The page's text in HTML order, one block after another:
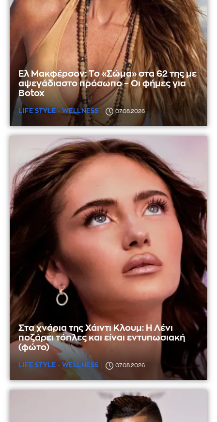
Ελ Μακφέρσον: Το «Σώμα» στα 62 της με
αψεγάδιαστο πρόσωπο – Οι φήμες για
Botox
LIFE STYLE - WELLNESS 07.08.2026
Στα χνάρια της Χάιντι Κλουμ: Η Λένι
ποζάρει τόπλες και είναι εντυπωσιακή
(φώτο)
LIFE STYLE - WELLNESS 07.08.2026